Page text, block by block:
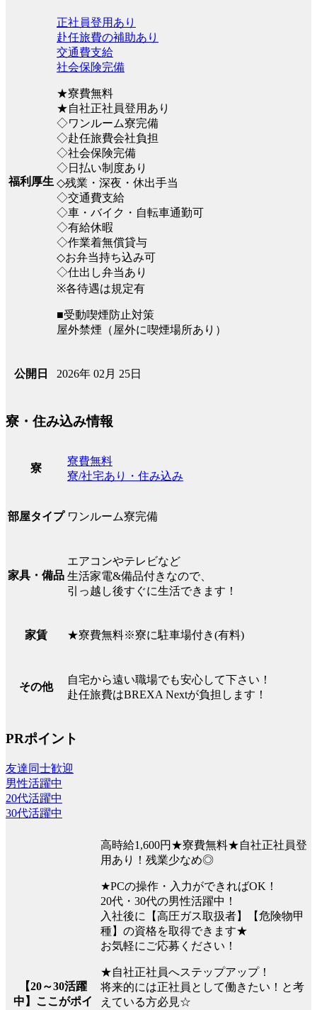
福利厚生
正社員登用あり
赴任旅費の補助あり
交通費支給
社会保険完備
★寮費無料
★自社正社員登用あり
◇ワンルーム寮完備
◇赴任旅費会社負担
◇社会保険完備
◇日払い制度あり
◇残業・深夜・休出手当
◇交通費支給
◇車・バイク・自転車通勤可
◇有給休暇
◇作業着無償貸与
◇お弁当持ち込み可
◇仕出し弁当あり
※各待遇は規定有
■受動喫煙防止対策
屋外禁煙（屋外に喫煙場所あり）
公開日 2026年 02月 25日
寮・住み込み情報
寮
寮費無料
寮/社宅あり・住み込み
部屋タイプ ワンルーム寮完備
家具・備品
エアコンやテレビなど
生活家電&備品付きなので、
引っ越し後すぐに生活できます！
家賃 ★寮費無料※寮に駐車場付き(有料)
その他
自宅から遠い職場でも安心して下さい！
赴任旅費はBREXA Nextが負担します！
PRポイント
友達同士歓迎
男性活躍中
20代活躍中
30代活躍中
【20～30活躍
中】ここがポイ
高時給1,600円★寮費無料★自社正社員登
用あり！残業少なめ◎
★PCの操作・入力ができればOK！
20代・30代の男性活躍中！
入社後に【高圧ガス取扱者】【危険物甲
種】の資格を取得できます★
お気軽にご応募ください！
★自社正社員へステップアップ！
将来的には正社員として働きたい！と考
えている方必見☆